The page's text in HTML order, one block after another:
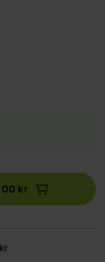
kr